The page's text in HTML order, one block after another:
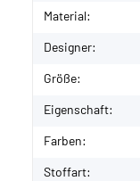
Material:
Designer:
Größe:
Eigenschaft:
Farben:
Stoffart: